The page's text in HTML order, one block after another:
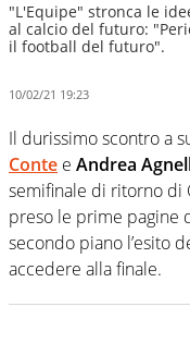
"L'Equipe" stronca le
al calcio del futuro:
il football del futuro".
10/02/21 19:23
Il durissimo scontro a
Conte e Andrea
semifinale di ritorno di
preso le prime pagine
secondo piano l’esito
accedere alla finale.